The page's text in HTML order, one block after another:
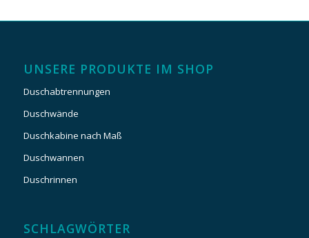
UNSERE PRODUKTE IM SHOP
Duschabtrennungen
Duschwände
Duschkabine nach Maß
Duschwannen
Duschrinnen
SCHLAGWÖRTER